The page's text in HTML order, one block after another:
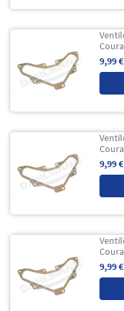
9,99
9,99
9,99